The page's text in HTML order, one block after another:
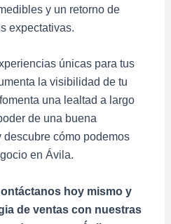
y un retorno de
expectativas.
únicas para tus
la visibilidad de tu
una lealtad a largo
de una buena
cómo podemos
en Ávila.
hoy mismo y
de ventas con nuestras